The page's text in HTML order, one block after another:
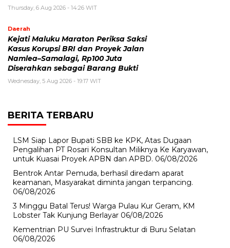
Thursday, 6 Aug 2026 - 14:26 WIT
Daerah
Kejati Maluku Maraton Periksa Saksi
Kasus Korupsi BRI dan Proyek Jalan
Namlea–Samalagi, Rp100 Juta
Diserahkan sebagai Barang Bukti
Wednesday, 5 Aug 2026 - 19:17 WIT
BERITA TERBARU
LSM Siap Lapor Bupati SBB ke KPK, Atas Dugaan
Pengalihan PT Rosari Konsultan Miliknya Ke Karyawan,
untuk Kuasai Proyek APBN dan APBD. 06/08/2026
Bentrok Antar Pemuda, berhasil diredam aparat
keamanan, Masyarakat diminta jangan terpancing.
06/08/2026
3 Minggu Batal Terus! Warga Pulau Kur Geram, KM
Lobster Tak Kunjung Berlayar 06/08/2026
Kementrian PU Survei Infrastruktur di Buru Selatan
06/08/2026